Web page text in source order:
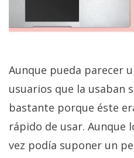
Aunque pueda parecer
usuarios que la usaban
bastante porque éste
rápido de usar. Aunque
vez podía suponer un